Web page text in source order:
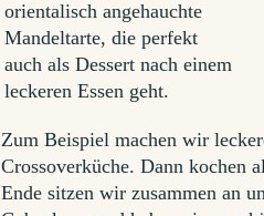
Zum Beispiel machen wir
Crossoverküche. Dann kochen
Ende sitzen wir zusammen an